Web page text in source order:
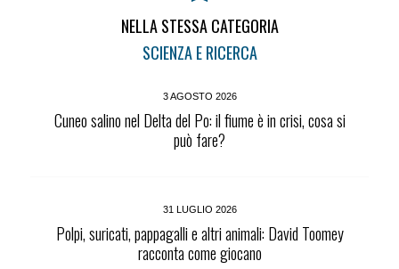
NELLA STESSA CATEGORIA
SCIENZA E RICERCA
3 AGOSTO 2026
Cuneo salino nel Delta del Po: il fiume è in crisi, cosa si
può fare?
31 LUGLIO 2026
Polpi, suricati, pappagalli e altri animali: David Toomey
racconta come giocano